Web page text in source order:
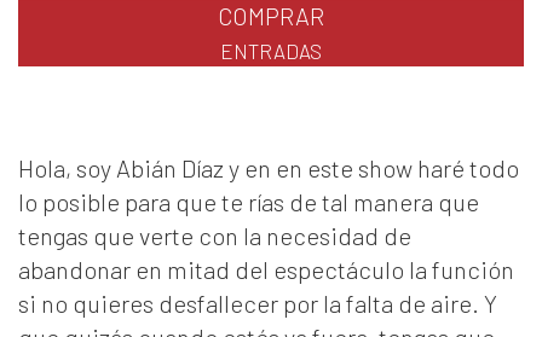
COMPRAR
ENTRADAS
Hola, soy Abián Díaz y en en este show haré todo
lo posible para que te rías de tal manera que
tengas que verte con la necesidad de
abandonar en mitad del espectáculo la función
si no quieres desfallecer por la falta de aire. Y